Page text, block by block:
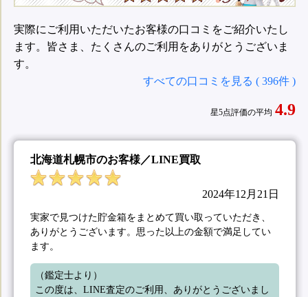
実際にご利用いただいたお客様の口コミをご紹介いたし
ます。皆さま、たくさんのご利用をありがとうございま
す。
すべての口コミを見る ( 396件 )
星5点評価の平均 4.9
北海道札幌市のお客様／LINE買取
2024年12月21日
実家で見つけた貯金箱をまとめて買い取っていただき、
ありがとうございます。思った以上の金額で満足してい
ます。
（鑑定士より）
この度は、LINE査定のご利用、ありがとうございまし